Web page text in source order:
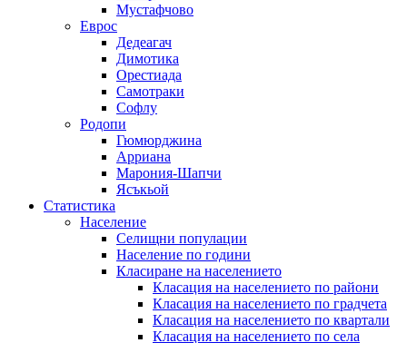
Мустафчово
Еврос
Дедеагач
Димотика
Орестиада
Самотраки
Софлу
Родопи
Гюмюрджина
Арриана
Марония-Шапчи
Ясъкьой
Статистика
Население
Селищни популации
Население по години
Класиране на населението
Класация на населението по райони
Класация на населението по градчета
Класация на населението по квартали
Класация на населението по села